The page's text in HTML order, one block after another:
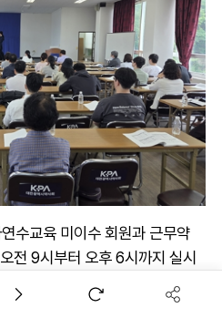
수교육 미이수 회원과 근무약
전 9시부터 오후 6시까지 실시